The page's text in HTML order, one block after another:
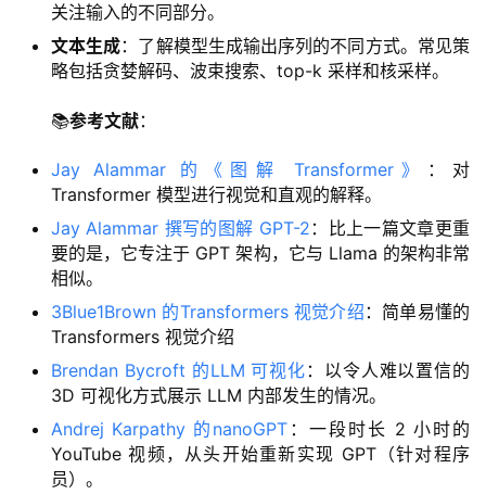
关注输入的不同部分。
文本生成：了解模型生成输出序列的不同方式。常见策
略包括贪婪解码、波束搜索、top-k 采样和核采样。
📚参考文献：
Jay Alammar 的《图解 Transformer》
：对
Transformer 模型进行视觉和直观的解释。
Jay Alammar 撰写的图解 GPT-2 ：比上一篇文章更重
要的是，它专注于 GPT 架构，它与 Llama 的架构非常
相似。
3Blue1Brown 的Transformers 视觉介绍 ：简单易懂的
Transformers 视觉介绍
Brendan Bycroft 的LLM 可视化 ：以令人难以置信的
3D 可视化方式展示 LLM 内部发生的情况。
Andrej Karpathy 的nanoGPT ：一段时长 2 小时的
YouTube 视频，从头开始重新实现 GPT（针对程序
员）。